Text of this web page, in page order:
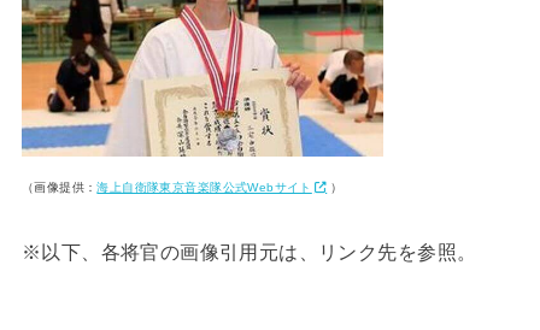
（画像提供：海上自衛隊東京音楽隊公式Webサイト ）
※以下、各将官の画像引用元は、リンク先を参照。